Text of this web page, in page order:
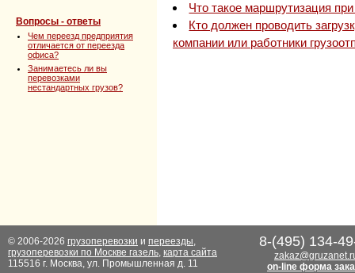
Вопросы - ответы
Чем переезд предприятия
отличается от переезда
офиса?
Занимаетесь ли вы
перевозками
нестандартных грузов?
Что такое маршрутизация при
Кто должен проводить
компании или работники
© 2006-2026 грузоперевозки и переезды,
грузоперевозки по Москве газель, карта сайта
115516 г. Москва, ул. Промышленная д. 11
8-(495) 134-
on-line форма